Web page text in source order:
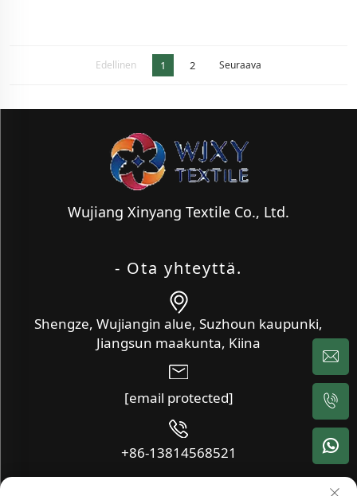
Edellinen 1 2 Seuraava
Wujiang Xinyang Textile Co., Ltd.
- Ota yhteyttä.
Shengze, Wujiangin alue, Suzhoun kaupunki,
Jiangsun maakunta, Kiina
[email protected]
+86-13814568521